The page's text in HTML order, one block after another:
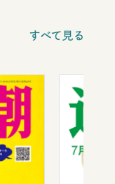
すべて見る